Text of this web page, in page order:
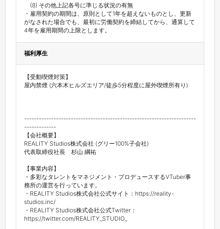
(8) その他上記各号に準じる状況の有無
・雇用契約の期間は、原則として1年を超えないものとし、更新
がなされた場合でも、最初に労働契約を締結してから、通算して
4年を雇用期間の上限とします。
福利厚生
【受動喫煙対策】
屋内禁煙 (六本木ヒルズエリア/徒歩5分程度に屋外喫煙所有り)
----------------------------------------------------------------------
-------------
【会社概要】
REALITY Studios株式会社 (グリー100%子会社)
代表取締役社長　杉山 綱祐
【事業内容】
・多彩なタレントをマネジメント・プロデュースするVTuber事
務所の運営を行っています。
・REALITY Studios株式会社公式サイト：https://reality-
studios.inc/
・REALITY Studios株式会社公式Twitter：
https://twitter.com/REALITY_STUDIO_